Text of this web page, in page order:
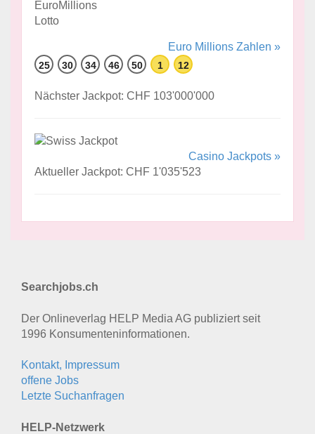
Euro Millions Zahlen »
25 30 34 46 50 1 12
Nächster Jackpot: CHF 103'000'000
Casino Jackpots »
Aktueller Jackpot: CHF 1'035'523
Searchjobs.ch
Der Onlineverlag HELP Media AG publiziert seit
1996 Konsumenten­informationen.
Kontakt, Impressum
offene Jobs
Letzte Suchanfragen
HELP-Netzwerk